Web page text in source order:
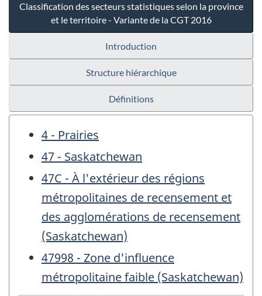
Classification des secteurs statistiques selon la province
et le territoire - Variante de la CGT 2016
Introduction
Structure hiérarchique
Définitions
4 - Prairies
47 - Saskatchewan
47C - À l'extérieur des régions
métropolitaines de recensement et
des agglomérations de recensement
(Saskatchewan)
47998 - Zone d'influence
métropolitaine faible (Saskatchewan)